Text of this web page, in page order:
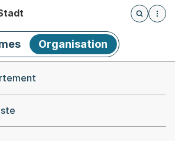
Öffnet
Organisation